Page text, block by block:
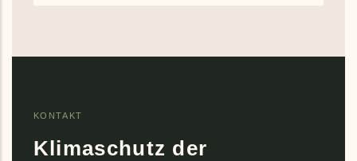
KONTAKT
Klimaschutz der